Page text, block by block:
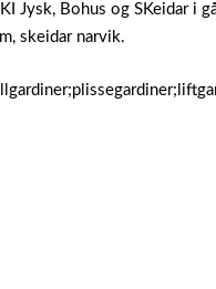
Jysk, Bohus og SKeidar i
skeidar narvik.